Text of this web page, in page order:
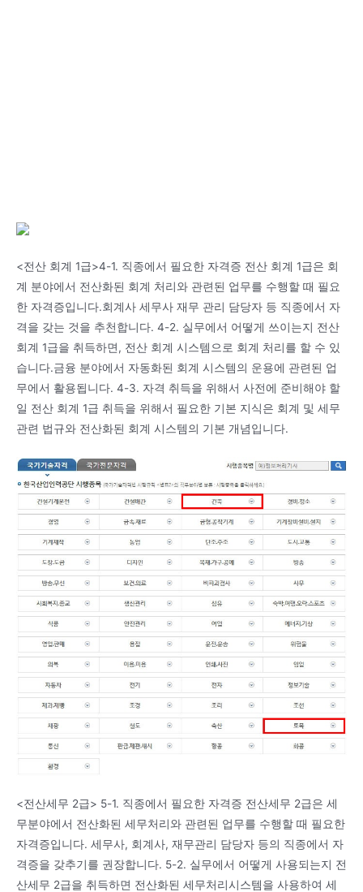
<전산 회계 1급>4-1. 직종에서 필요한 자격증 전산 회계 1급은 회
계 분야에서 전산화된 회계 처리와 관련된 업무를 수행할 때 필요
한 자격증입니다.회계사 세무사 재무 관리 담당자 등 직종에서 자
격을 갖는 것을 추천합니다. 4-2. 실무에서 어떻게 쓰이는지 전산
회계 1급을 취득하면, 전산 회계 시스템으로 회계 처리를 할 수 있
습니다.금융 분야에서 자동화된 회계 시스템의 운용에 관련된 업
무에서 활용됩니다. 4-3. 자격 취득을 위해서 사전에 준비해야 할
일 전산 회계 1급 취득을 위해서 필요한 기본 지식은 회계 및 세무
관련 법규와 전산화된 회계 시스템의 기본 개념입니다.
<전산세무 2급> 5-1. 직종에서 필요한 자격증 전산세무 2급은 세
무분야에서 전산화된 세무처리와 관련된 업무를 수행할 때 필요한
자격증입니다. 세무사, 회계사, 재무관리 담당자 등의 직종에서 자
격증을 갖추기를 권장합니다. 5-2. 실무에서 어떻게 사용되는지 전
산세무 2급을 취득하면 전산화된 세무처리시스템을 사용하여 세